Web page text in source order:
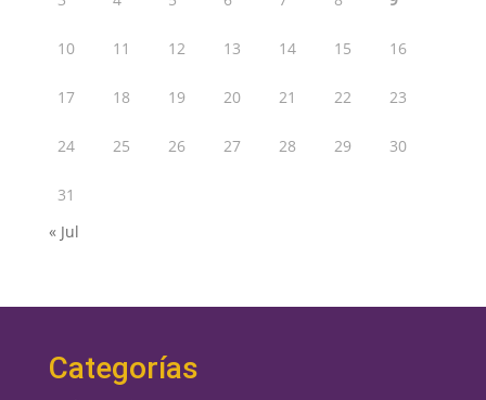
10 11 12 13 14 15 16
17 18 19 20 21 22 23
24 25 26 27 28 29 30
31
« Jul
Categorías